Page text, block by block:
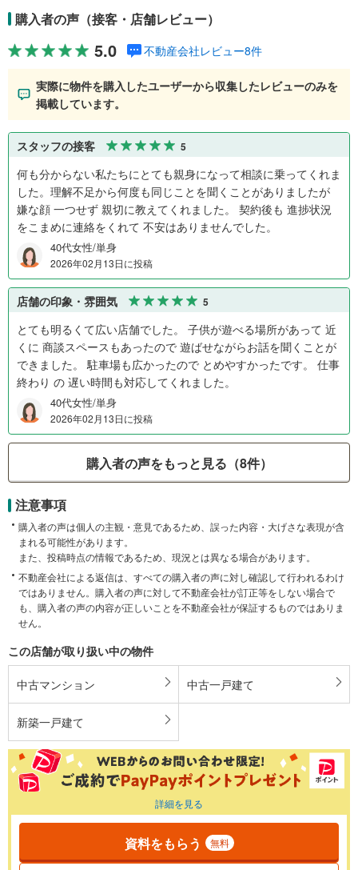
購入者の声（接客・店舗レビュー）
5.0 不動産会社レビュー8件
実際に物件を購入したユーザーから収集したレビューのみを
掲載しています。
スタッフの接客 5
何も分からない私たちにとても親身になって相談に乗ってくれま
した。理解不足から何度も同じことを聞くことがありましたが
嫌な顔 一つせず 親切に教えてくれました。 契約後も 進捗状況
をこまめに連絡をくれて 不安はありませんでした。
40代女性/単身
2026年02月13日に投稿
店舗の印象・雰囲気 5
とても明るくて広い店舗でした。 子供が遊べる場所があって 近
くに 商談スペースもあったので 遊ばせながらお話を聞くことが
できました。 駐車場も広かったので とめやすかったです。 仕事
終わり の 遅い時間も対応してくれました。
40代女性/単身
2026年02月13日に投稿
購入者の声をもっと見る（8件）
注意事項
購入者の声は個人の主観・意見であるため、誤った内容・大げさな表現が含
まれる可能性があります。
また、投稿時点の情報であるため、現況とは異なる場合があります。
不動産会社による返信は、すべての購入者の声に対し確認して行われるわけ
ではありません。購入者の声に対して不動産会社が訂正等をしない場合で
も、購入者の声の内容が正しいことを不動産会社が保証するものではありま
せん。
この店舗が取り扱い中の物件
中古マンション 中古一戸建て
新築一戸建て
詳細を見る
資料をもらう 無料